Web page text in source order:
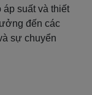
áp suất và thiết
đến các
sự chuyển